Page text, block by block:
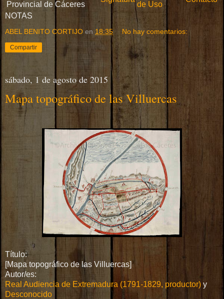
Provincial de Cáceres de Uso
NOTAS
ABEL BENITO CORTIJO en 18:35 No hay comentarios:
Compartir
sábado, 1 de agosto de 2015
Mapa topográfico de las Villuercas
Título:
[Mapa topográfico de las Villuercas]
Autor/es:
Real Audiencia de Extremadura (1791-1829, productor) y
Desconocido